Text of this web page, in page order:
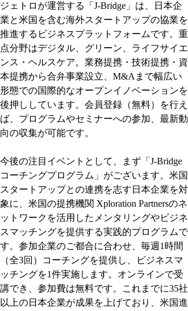
ジェトロが運営する「J-Bridge」は、日本企
業と米国を含む海外スタートアップの協業を
推進するビジネスプラットフォームです。重
点分野はデジタル、グリーン、ライフサイエ
ンス・ヘルスケア。業務提携・技術提携・資
本提携から合弁事業設立、M&Aまで幅広い
形態での国際的なオープンイノベーションを
後押ししています。会員登録（無料）を行え
ば、プログラムやセミナーへの参加、最新動
向の収集が可能です。
今後の注目イベントとして、まず「J-Bridge
コーチングプログラム」がございます。米国
スタートアップとの連携を志す日本企業を対
象に、米国の提携機関 Xploration Partnersのネ
ットワークを活用したメンタリングやビジネ
スマッチングを提供する実践的プログラムで
す。参加企業のご都合に合わせ、毎週1時間
（全3回）コーチングを提供し、ビジネスマ
ッチングを1件実施します。オンラインで受
講でき、参加費は無料です。これまでに35社
以上の日本企業が成果を上げており、米国進